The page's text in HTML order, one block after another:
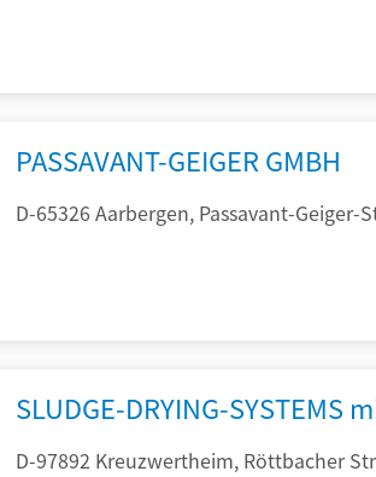
PASSAVANT-GEIGER GMBH
D-65326 Aarbergen, Passavant-Geiger-
SLUDGE-DRYING-SYSTEMS
D-97892 Kreuzwertheim, Röttbacher